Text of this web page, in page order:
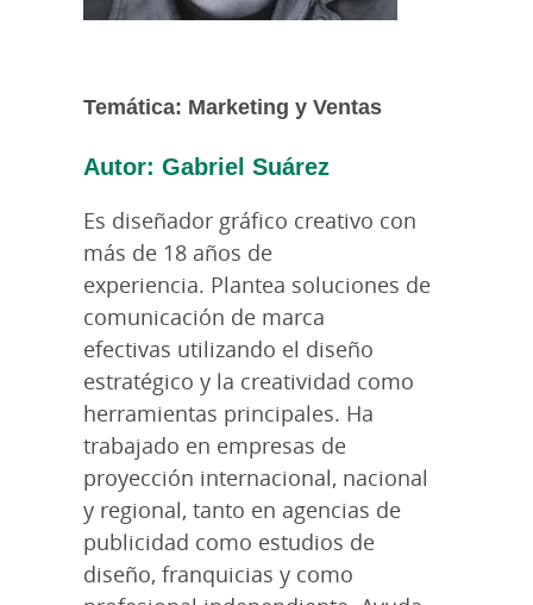
Temática: Marketing y Ventas
Autor: Gabriel Suárez
Es diseñador gráfico creativo con
más de 18 años de
experiencia. Plantea soluciones de
comunicación de marca
efectivas utilizando el diseño
estratégico y la creatividad como
herramientas principales. Ha
trabajado en empresas de
proyección internacional, nacional
y regional, tanto en agencias de
publicidad como estudios de
diseño, franquicias y como